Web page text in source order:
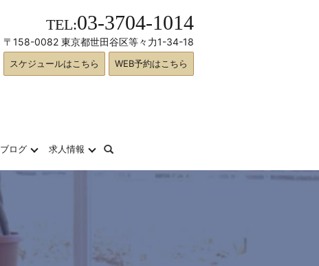
TEL:03-3704-1014
〒158-0082 東京都世田谷区等々力1-34-18
スケジュールはこちら WEB予約はこちら
ブログ 求人情報